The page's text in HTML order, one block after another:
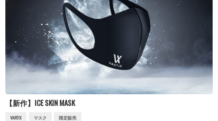
【新作】ICE SKIN MASK
VARTIX マスク 限定販売